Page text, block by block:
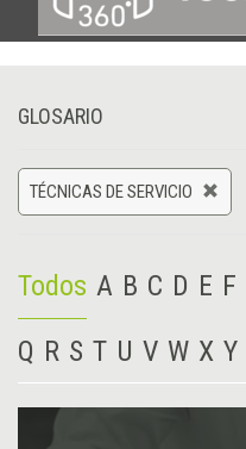
GLOSARIO
TÉCNICAS DE SERVICIO
Todos A B C D E F
Q R S T U V W X Y